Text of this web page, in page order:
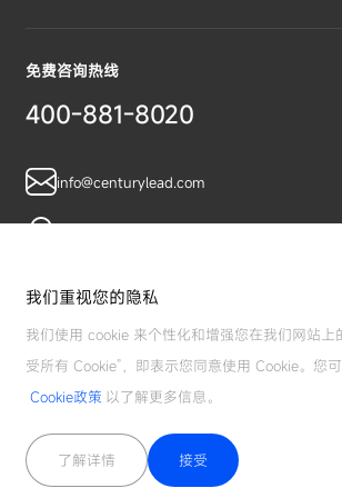
免费咨询热线
400-881-8020
info@centurylead.com
©广州理德物联网科技有限公司 版权所有
隐私政策|免责声明|网站地图
我们重视您的隐私
我们使用 cookie 来个性化和增强您在我们网站上
受所有 Cookie”，即表示您同意使用 Cookie。您
Cookie政策 以了解更多信息。
了解详情 接受